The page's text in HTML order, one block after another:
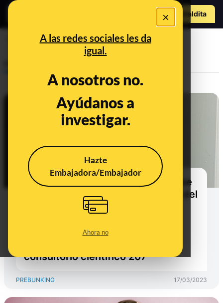
×
A las redes sociales les da
igual.
A nosotros no.
Ayúdanos a
investigar.
Hazte
Embajadora/Embajador
Ahora no
Hazte Maldita
cuero cabelludo
Consecuencias de dejar de lavarse
el pelo, sentarnos o no en la taza del
váter de baños públicos y
mujeres pueden donar sangre.
consultorio científico 207º
PREBUNKING 17/03/2023